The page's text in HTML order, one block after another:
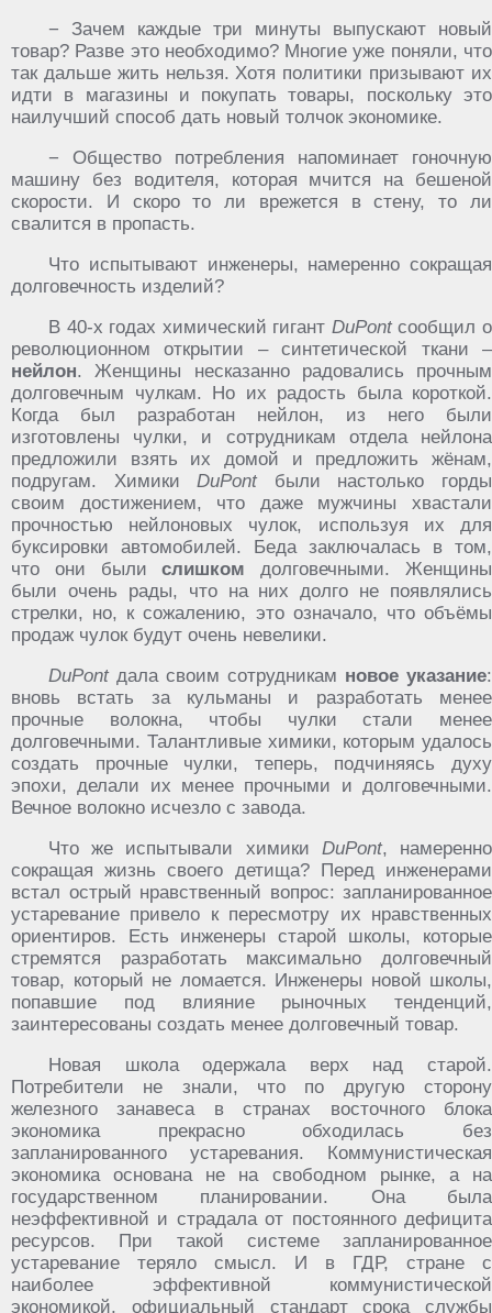
− Зачем каждые три минуты выпускают новый
товар? Разве это необходимо? Многие уже поняли, что
так дальше жить нельзя. Хотя политики призывают их
идти в магазины и покупать товары, поскольку это
наилучший способ дать новый толчок экономике.
− Общество потребления напоминает гоночную
машину без водителя, которая мчится на бешеной
скорости. И скоро то ли врежется в стену, то ли
свалится в пропасть.
Что испытывают инженеры, намеренно сокращая
долговечность изделий?
В 40-х годах химический гигант DuPontсообщил о
революционном открытии – синтетической ткани –
нейлон. Женщины несказанно радовались прочным
долговечным чулкам. Но их радость была короткой.
Когда был разработан нейлон, из него были
изготовлены чулки, и сотрудникам отдела нейлона
предложили взять их домой и предложить жёнам,
подругам. ХимикиDuPontбыли настолько горды
своим достижением, что даже мужчины хвастали
прочностью нейлоновых чулок, используя их для
буксировки автомобилей. Беда заключалась в том,
что они былислишком долговечными. Женщины
были очень рады, что на них долго не появлялись
стрелки, но, к сожалению, это означало, что объёмы
продаж чулок будут очень невелики.
DuPontдала своим сотрудникам новое указание:
вновь встать за кульманы и разработать менее
прочные волокна, чтобы чулки стали менее
долговечными. Талантливые химики, которым удалось
создать прочные чулки, теперь, подчиняясь духу
эпохи, делали их менее прочными и долговечными.
Вечное волокно исчезло с завода.
Что же испытывали химики DuPont, намеренно
сокращая жизнь своего детища? Перед инженерами
встал острый нравственный вопрос: запланированное
устаревание привело к пересмотру их нравственных
ориентиров. Есть инженеры старой школы, которые
стремятся разработать максимально долговечный
товар, который не ломается. Инженеры новой школы,
попавшие под влияние рыночных тенденций,
заинтересованы создать менее долговечный товар.
Новая школа одержала верх над старой.
Потребители не знали, что по другую сторону
железного занавеса в странах восточного блока
экономика прекрасно обходилась без
запланированного устаревания. Коммунистическая
экономика основана не на свободном рынке, а на
государственном планировании. Она была
неэффективной и страдала от постоянного дефицита
ресурсов. При такой системе запланированное
устаревание теряло смысл. И в ГДР, стране с
наиболее эффективной коммунистической
экономикой, официальный стандарт срока службы